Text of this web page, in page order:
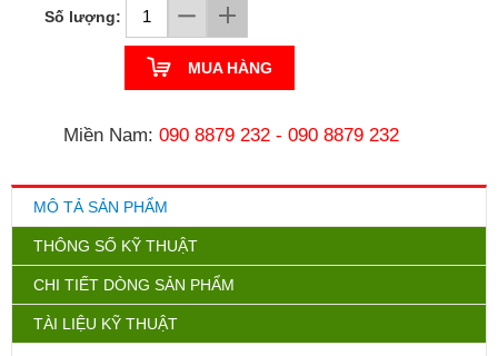
Số lượng:
MUA HÀNG
Miền Nam: 090 8879 232 - 090 8879 232
MÔ TẢ SẢN PHẨM
THÔNG SỐ KỸ THUẬT
CHI TIẾT DÒNG SẢN PHẨM
TÀI LIỆU KỸ THUẬT